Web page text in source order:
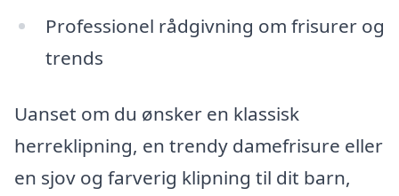
Professionel rådgivning om frisurer og
trends
Uanset om du ønsker en klassisk
herreklipning, en trendy damefrisure eller
en sjov og farverig klipning til dit barn,